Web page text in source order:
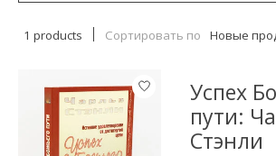
1 products Сортировать по Новые
Успех
пути:
Стэнли